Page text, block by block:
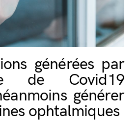
générées par
de Covid19
générer
ophtalmiques